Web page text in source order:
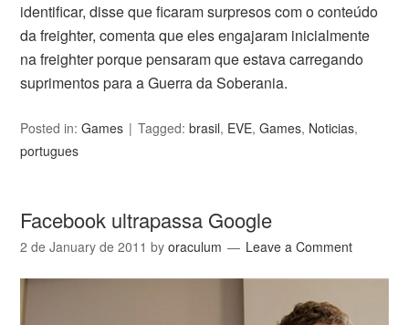
identificar, disse que ficaram surpresos com o conteúdo
da freighter, comenta que eles engajaram inicialmente
na freighter porque pensaram que estava carregando
suprimentos para a Guerra da Soberania.
Posted in:Games Tagged:brasil, EVE,Games, Noticias,
portugues
Facebook ultrapassa Google
2 de January de 2011 byoraculum Leave a Comment